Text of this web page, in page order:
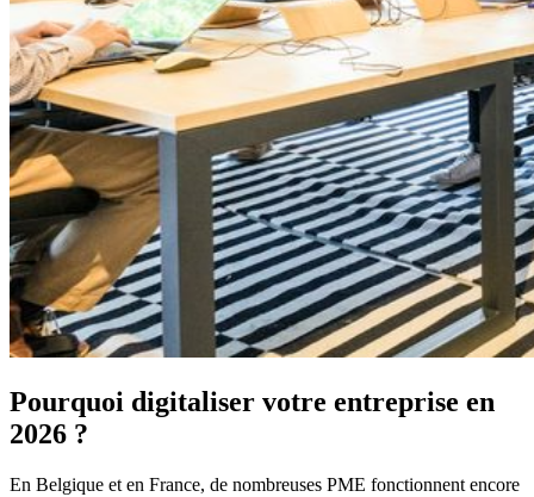
Pourquoi digitaliser votre entreprise en
2026 ?
En Belgique et en France, de nombreuses PME fonctionnent encore